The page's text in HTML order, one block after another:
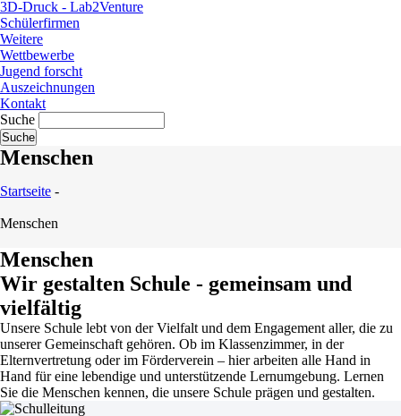
3D-Druck - Lab2Venture
Schülerfirmen
Weitere
Wettbewerbe
Jugend forscht
Auszeichnungen
Kontakt
Suche
Menschen
Startseite -
Menschen
Menschen
Wir gestalten Schule - gemeinsam und
vielfältig
Unsere Schule lebt von der Vielfalt und dem Engagement aller, die zu
unserer Gemeinschaft gehören. Ob im Klassenzimmer, in der
Elternvertretung oder im Förderverein – hier arbeiten alle Hand in
Hand für eine lebendige und unterstützende Lernumgebung. Lernen
Sie die Menschen kennen, die unsere Schule prägen und gestalten.